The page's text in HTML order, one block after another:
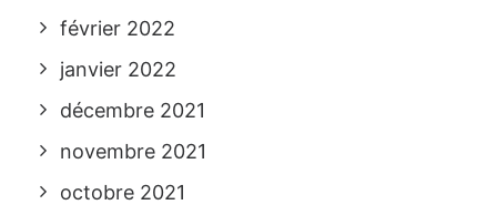
février 2022
janvier 2022
décembre 2021
novembre 2021
octobre 2021